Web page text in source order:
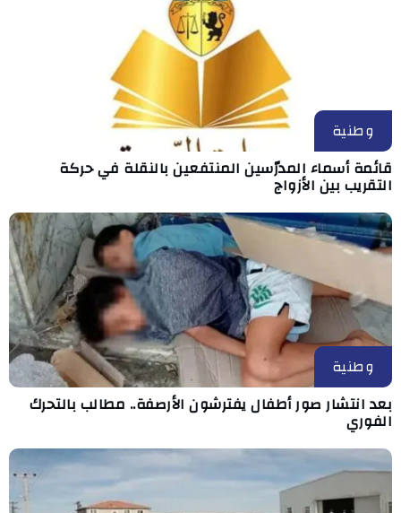
وطنية
قائمة أسماء المدرّسين المنتفعين بالنقلة في حركة
التقريب بين الأزواج
وطنية
بعد انتشار صور أطفال يفترشون الأرصفة.. مطالب بالتحرك
الفوري